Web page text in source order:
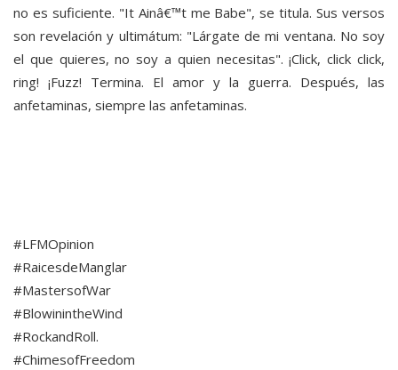
no es suficiente. "It Ainâ€™t me Babe", se titula. Sus versos
son revelación y ultimátum: "Lárgate de mi ventana. No soy
el que quieres, no soy a quien necesitas". ¡Click, click click,
ring! ¡Fuzz! Termina. El amor y la guerra. Después, las
anfetaminas, siempre las anfetaminas.
#LFMOpinion
#RaicesdeManglar
#MastersofWar
#BlowinintheWind
#RockandRoll.
#ChimesofFreedom